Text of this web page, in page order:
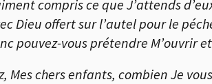
compris ce que J’attends
Dieu offert sur l’autel pour le
pouvez-vous prétendre M’ouvrir
Mes chers enfants, combien Je